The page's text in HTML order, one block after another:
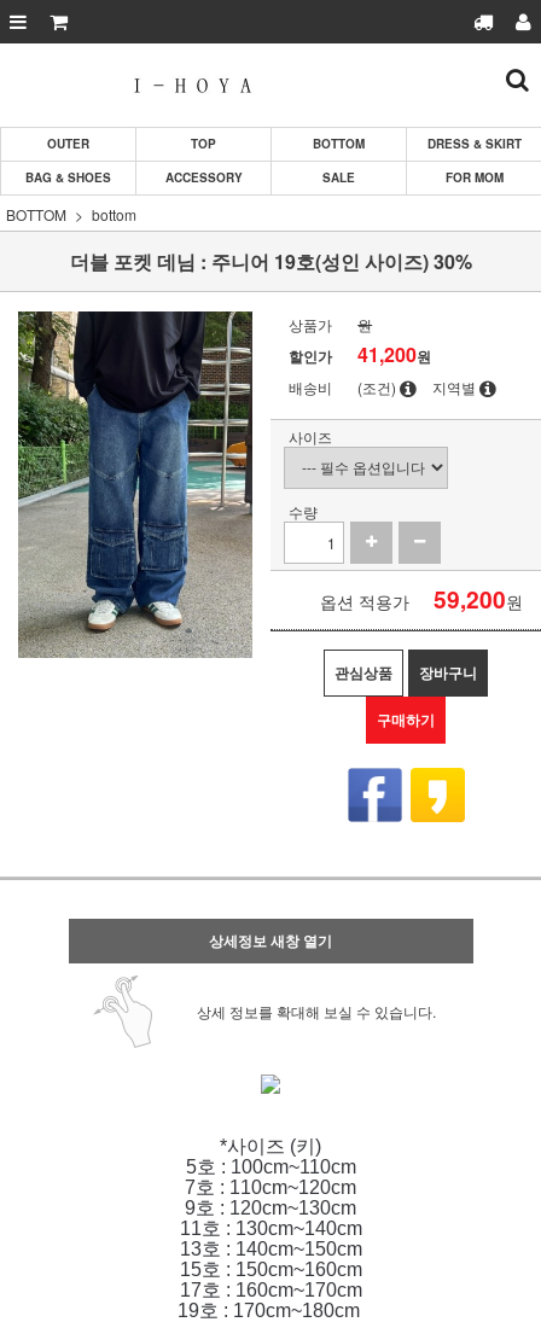
OUTER TOP BOTTOM
DRESS & SKIRT
BAG & SHOES
ACCESSORY SALE FOR MOM
BOTTOM bottom
더블 포켓 데님 : 주니어 19호(성인 사이즈) 30%
상품가 원
할인가 41,200원
배송비 (조건) 지역별
사이즈
수량
옵션 적용가 59,200원
관심상품 장바구니
구매하기
상세정보 새창 열기
상세 정보를 확대해 보실 수 있습니다.
*사이즈 (키)
5호 : 100cm~110cm
7호 : 110cm~120cm
9호 : 120cm~130cm
11호 : 130cm~140cm
13호 : 140cm~150cm
15호 : 150cm~160cm
17호 : 160cm~170cm
19호 : 170cm~180cm